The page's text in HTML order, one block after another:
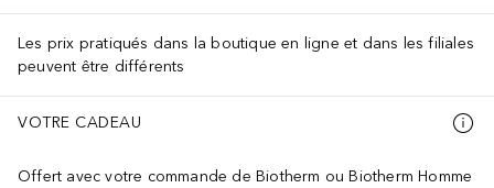
Les prix pratiqués dans la boutique en ligne et dans les filiales
peuvent être différents
VOTRE CADEAU
Offert avec votre commande de Biotherm ou Biotherm Homme